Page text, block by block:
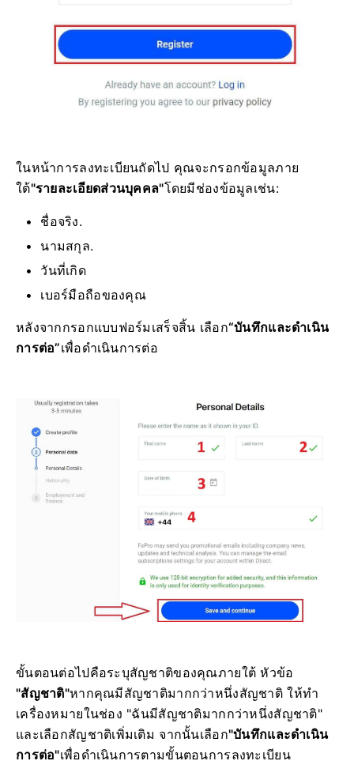
ในหน้าการลงทะเบียนถัดไป คุณจะกรอกข้อมูลภาย
ใต้"รายละเอียดส่วนบุคคล"โดยมีช่องข้อมูลเช่น:
ชื่อจริง.
นามสกุล.
วันที่เกิด
เบอร์มือถือของคุณ
หลังจากกรอกแบบฟอร์มเสร็จสิ้น เลือก“บันทึกและดำเนิน
การต่อ”เพื่อดำเนินการต่อ
ขั้นตอนต่อไปคือระบุสัญชาติของคุณภายใต้ หัวข้อ
"สัญชาติ"หากคุณมีสัญชาติมากกว่าหนึ่งสัญชาติ ให้ทำ
เครื่องหมายในช่อง "ฉันมีสัญชาติมากกว่าหนึ่งสัญชาติ"
และเลือกสัญชาติเพิ่มเติม จากนั้นเลือก"บันทึกและดำเนิน
การต่อ"เพื่อดำเนินการตามขั้นตอนการลงทะเบียน